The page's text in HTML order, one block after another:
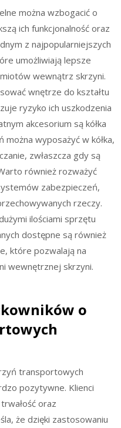
można wzbogacić o
ich funkcjonalność oraz
z najpopularniejszych
umożliwiają lepsze
wewnątrz skrzyni.
wnętrze do kształtu
ryzyko ich uszkodzenia
akcesorium są kółka
wyposażyć w kółka,
zwłaszcza gdy są
również rozważyć
zabezpieczeń,
rzeczy.
ilościami sprzętu
dostępne są również
które pozwalają na
wewnętrznej skrzyni.
o
transportowych
pozytywne. Klienci
oraz
że dzięki zastosowaniu